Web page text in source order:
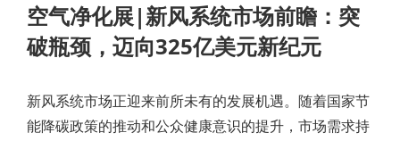
空气净化展|新风系统市场前瞻：突
破瓶颈，迈向325亿美元新纪元
新风系统市场正迎来前所未有的发展机遇。随着国家节
能降碳政策的推动和公众健康意识的提升，市场需求持